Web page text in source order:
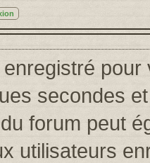
pour
secondes
du forum peut
utilisateurs